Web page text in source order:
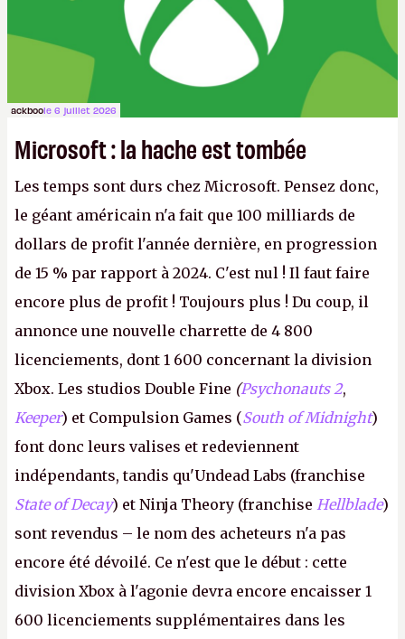
ackboole 6 juillet 2026
Microsoft : la hache est tombée
Les temps sont durs chez Microsoft. Pensez donc,
le géant américain n'a fait que 100 milliards de
dollars de profit l'année dernière, en progression
de 15 % par rapport à 2024. C'est nul ! Il faut faire
encore plus de profit ! Toujours plus ! Du coup, il
annonce une nouvelle charrette de 4 800
licenciements, dont 1 600 concernant la division
Xbox. Les studios Double Fine (Psychonauts 2,
Keeper) et Compulsion Games (South of Midnight)
font donc leurs valises et redeviennent
indépendants, tandis qu'Undead Labs (franchise
State of Decay) et Ninja Theory (franchise Hellblade)
sont revendus – le nom des acheteurs n'a pas
encore été dévoilé. Ce n'est que le début : cette
division Xbox à l'agonie devra encore encaisser 1
600 licenciements supplémentaires dans les